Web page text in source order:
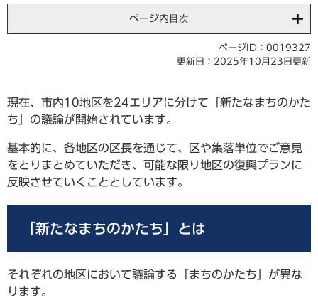
ページ内目次
ページID：0019327
更新日：2025年10月23日更新
現在、市内10地区を24エリアに分けて「新たなまちのかた
ち」の議論が開始されています。
基本的に、各地区の区長を通じて、区や集落単位でご意見
をとりまとめていただき、可能な限り地区の復興プランに
反映させていくこととしています。
「新たなまちのかたち」とは
それぞれの地区において議論する「まちのかたち」が異な
ります。